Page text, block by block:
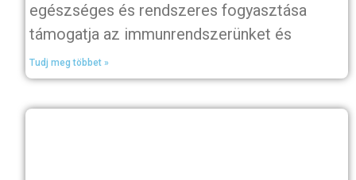
egészséges és rendszeres fogyasztása
támogatja az immunrendszerünket és
Tudj meg többet »